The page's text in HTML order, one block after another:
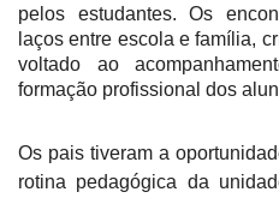
pelos estudantes. Os
laços entre escola e família,
voltado ao
formação profissional dos
Os pais tiveram a
rotina pedagógica da